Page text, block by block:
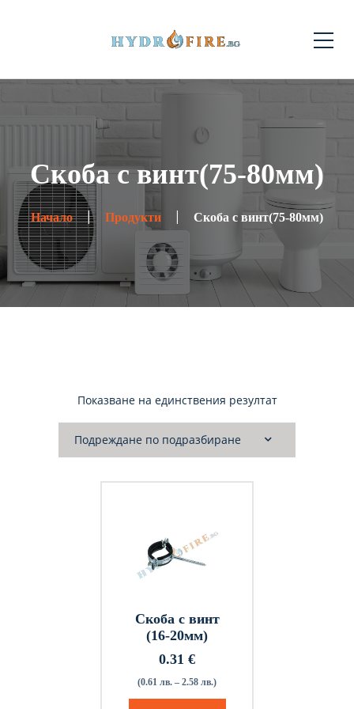
Скоба с винт(75-80мм)
Начало Продукти Скоба с винт(75-80мм)
Показване на единствения резултат
Скоба с винт
(16-20мм)
0.31 €
(0.61 лв. – 2.58 лв.)